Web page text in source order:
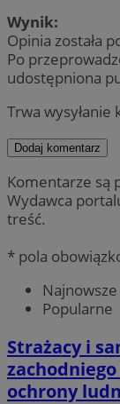
Wynik:
Opinia została
Po
udostępniona
Trwa wysyłanie
Dodaj komentarz
Komentarze są
Wydawca
treść.
* pola
Najnowsze
Popularne
Strażacy i
ochrony